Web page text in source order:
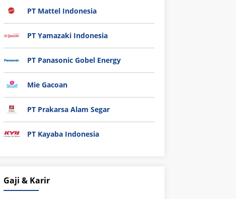
PT Mattel Indonesia
PT Yamazaki Indonesia
PT Panasonic Gobel Energy
Mie Gacoan
PT Prakarsa Alam Segar
PT Kayaba Indonesia
Gaji & Karir